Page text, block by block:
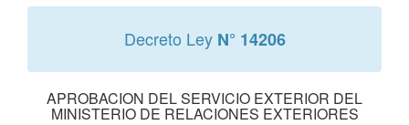
Decreto Ley N° 14206
APROBACION DEL SERVICIO EXTERIOR DEL
MINISTERIO DE RELACIONES EXTERIORES